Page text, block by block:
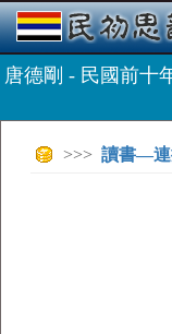
唐德剛 - 民國前十
>>> 讀書—連